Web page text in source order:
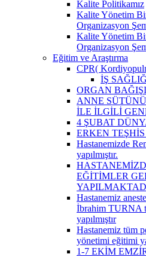
Kalite Politikamız
Kalite Yönetim
Organizasyon
Kalite Yönetim
Organizasyon
Eğitim ve Araştırma
CPR(
İŞ
ORGAN
ANNE
İLE İLGİLİ
4 ŞUBAT
ERKEN
Hastanemizde
yapılmıştır.
EĞİTİMLER
Hastanemiz
İbrahim TURNA
yapılmıştır
Hastanemiz tüm
yönetimi eğitimi
1-7 EKİM